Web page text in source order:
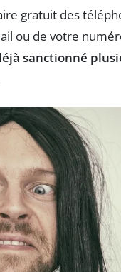
gratuit des
ou de votre
sanctionné